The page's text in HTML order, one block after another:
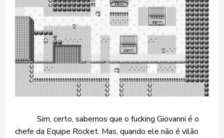
Sim, certo, sabemos que o fucking Giovanni é o
chefe da Equipe Rocket. Mas, quando ele não é vilão